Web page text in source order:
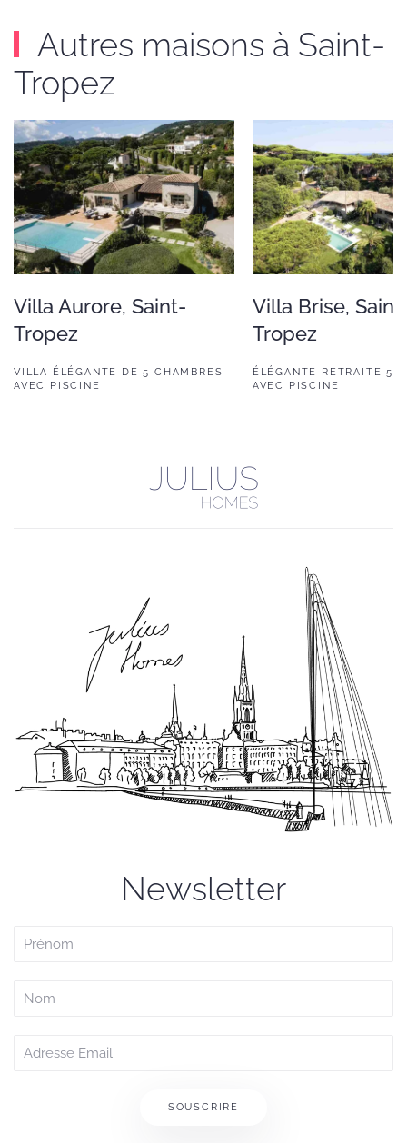
Autres maisons à Saint-
Tropez
Villa Aurore, Saint-
Tropez
VILLA ÉLÉGANTE DE 5 CHAMBRES
AVEC PISCINE
Villa Brise,
Tropez
ÉLÉGANTE RETRAITE 5
AVEC PISCINE
Newsletter
SOUSCRIRE